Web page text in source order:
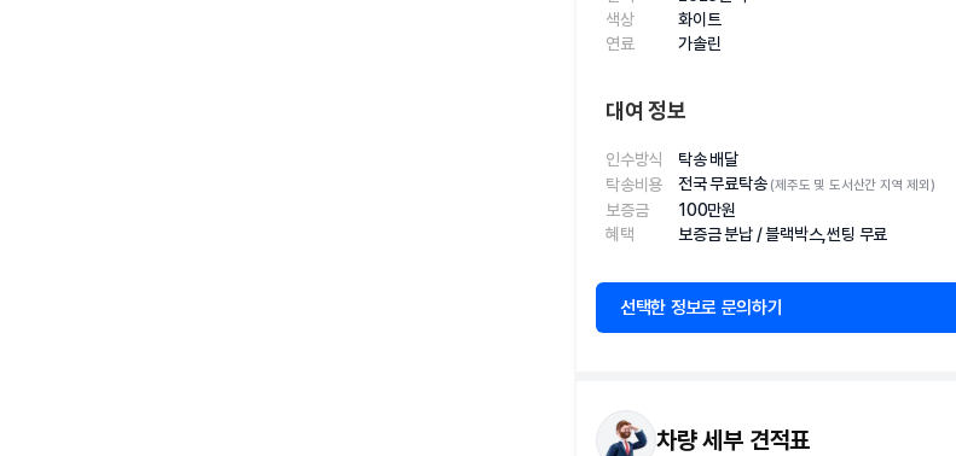
색상
화이트
연료
가솔린
대여 정보
인수방식
탁송 배달
탁송비용
전국 무료탁송 (제주도 및 도서산간 지역 제외)
보증금 100만원
혜택
보증금 분납 / 블랙박스,썬팅 무료
선택한 정보로 문의하기
차량 세부 견적표